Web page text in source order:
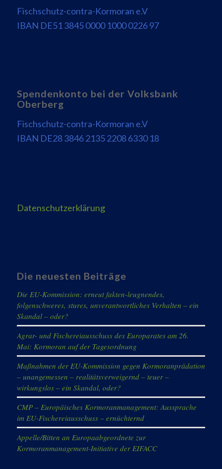
Fischschutz-contra-Kormoran e.V
IBAN DE51 3845 0000 1000 0226 97
Spendenkonto bei der Volksbank
Oberberg
Fischschutz-contra-Kormoran e.V
IBAN DE28 3846 2135 2208 6330 18
Datenschutzerklärung
Die neuesten Beiträge
Die EU-Kommission: erneut fakten-leugnendes,
folgenschweres, stures, unverantwortliches Verhalten – ein
Skandal – oder?
Agrar- und Fischereiausschuss des Europarates am 26.
Mai: Kormoran auf der Tagesordnung
Maßnahmen der EU-Kommission gegen Kormoranprädation
– unangemessen – realitätsverweigernd – teuer –
wirkungslos – ein Skandal, oder?
CMP – Europäisches Kormoranmanagement: Aussprache
im EU-Fischereiausschuss – ernüchternd
Appelle/Bitten an Europaabgeordnete zur
Kormoranmanagement-Initiative der EIFACC